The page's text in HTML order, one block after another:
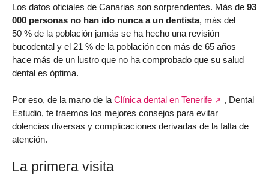
Los datos oficiales de Canarias son sorprendentes. Más de 93
000 personas no han ido nunca a un dentista, más del
50 % de la población jamás se ha hecho una revisión
bucodental y el 21 % de la población con más de 65 años
hace más de un lustro que no ha comprobado que su salud
dental es óptima.
Por eso, de la mano de la Clínica dental en Tenerife
, Dental
Estudio, te traemos los mejores consejos para evitar
dolencias diversas y complicaciones derivadas de la falta de
atención.
La primera visita